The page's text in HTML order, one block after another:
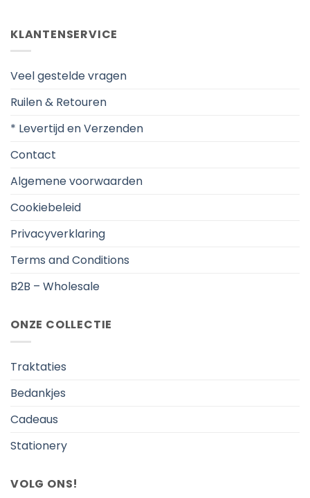
KLANTENSERVICE
Veel gestelde vragen
Ruilen & Retouren
* Levertijd en Verzenden
Contact
Algemene voorwaarden
Cookiebeleid
Privacyverklaring
Terms and Conditions
B2B – Wholesale
ONZE COLLECTIE
Traktaties
Bedankjes
Cadeaus
Stationery
VOLG ONS!